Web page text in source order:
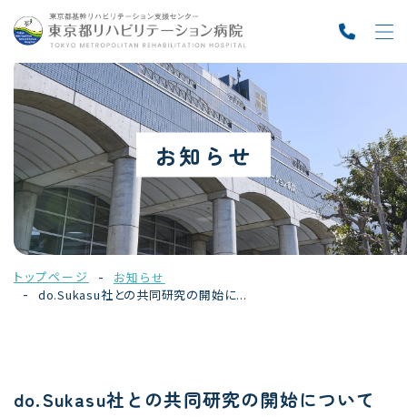
お知らせ
トップページ
お知らせ
do.Sukasu社との共同研究の開始に...
do.Sukasu社との共同研究の開始について